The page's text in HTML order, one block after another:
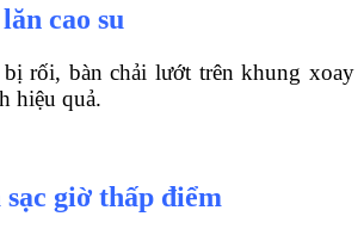
cao su
rối, bàn chải lướt trên khung xoay
hiệu quả.
sạc giờ thấp điểm